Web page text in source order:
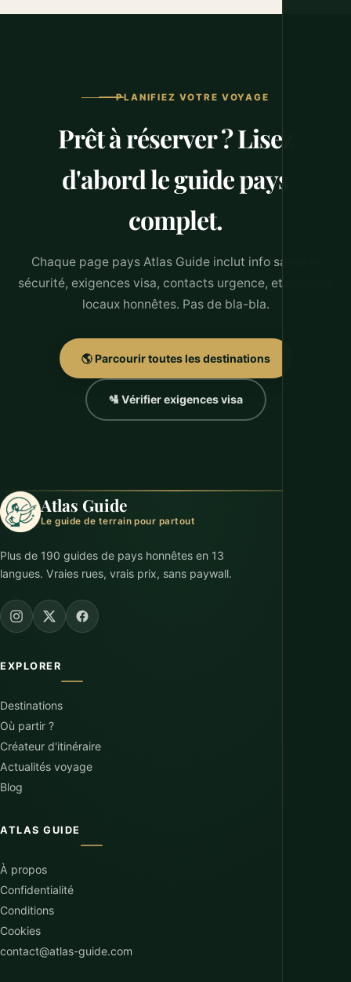
PLANIFIEZ VOTRE VOYAGE
Prêt à réserver ? Lisez
d'abord le guide pays
complet.
Chaque page pays Atlas Guide inclut info santé et
sécurité, exigences visa, contacts urgence, et conseils
locaux honnêtes. Pas de bla-bla.
🌎 Parcourir toutes les destinations
🛂 Vérifier exigences visa
Atlas Guide
Le guide de terrain pour partout
Plus de 190 guides de pays honnêtes en 13
langues. Vraies rues, vrais prix, sans paywall.
EXPLORER
Destinations
Où partir ?
Créateur d'itinéraire
Actualités voyage
Blog
ATLAS GUIDE
À propos
Confidentialité
Conditions
Cookies
contact@atlas-guide.com